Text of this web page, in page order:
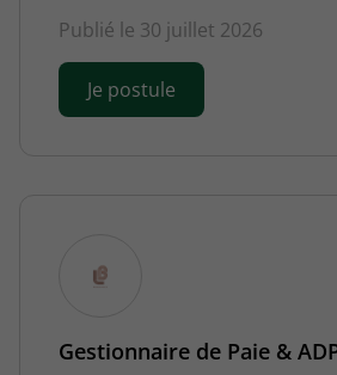
Publié le 30 juillet 2026
Je postule
Gestionnaire de Paie &